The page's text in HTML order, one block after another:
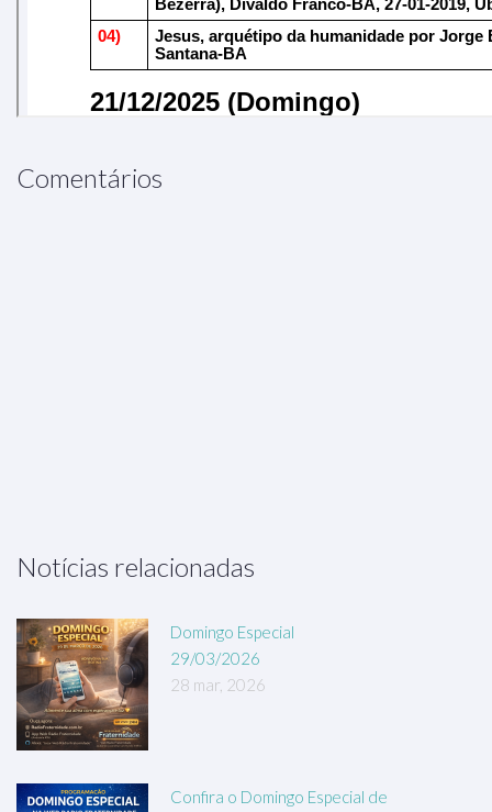
Comentários
Notícias relacionadas
Domingo Especial
29/03/2026
28 mar, 2026
Confira o Domingo Especial de